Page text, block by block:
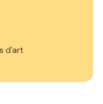
d'art